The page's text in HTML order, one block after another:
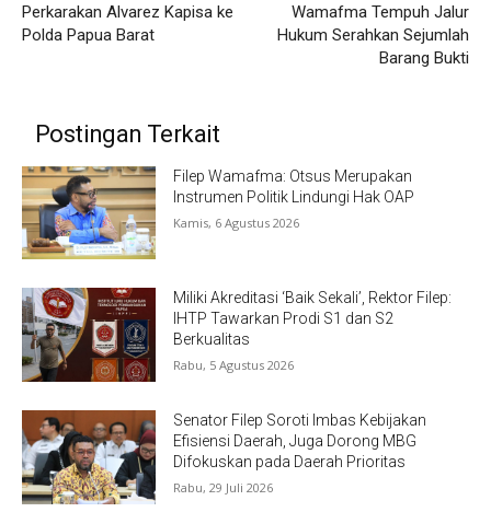
Perkarakan Alvarez Kapisa ke
Polda Papua Barat
Wamafma Tempuh Jalur
Hukum Serahkan Sejumlah
Barang Bukti
Postingan Terkait
Filep Wamafma: Otsus Merupakan
Instrumen Politik Lindungi Hak OAP
Kamis, 6 Agustus 2026
Miliki Akreditasi ‘Baik Sekali’, Rektor Filep:
IHTP Tawarkan Prodi S1 dan S2
Berkualitas
Rabu, 5 Agustus 2026
Senator Filep Soroti Imbas Kebijakan
Efisiensi Daerah, Juga Dorong MBG
Difokuskan pada Daerah Prioritas
Rabu, 29 Juli 2026